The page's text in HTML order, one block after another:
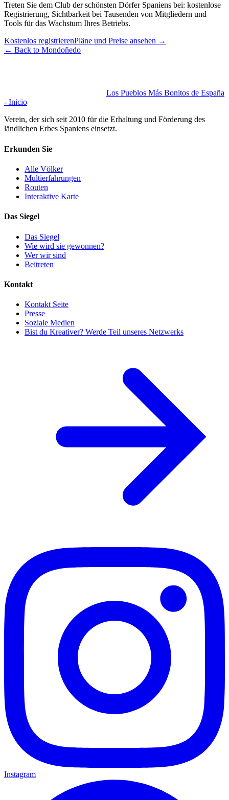
Treten Sie dem Club der schönsten Dörfer Spaniens bei: kostenlose
Registrierung, Sichtbarkeit bei Tausenden von Mitgliedern und
Tools für das Wachstum Ihres Betriebs.
Kostenlos registrierenPläne und Preise ansehen →
← Back to Mondoñedo
Los Pueblos Más Bonitos de España
- Inicio
Verein, der sich seit 2010 für die Erhaltung und Förderung des
ländlichen Erbes Spaniens einsetzt.
Erkunden Sie
Alle Völker
Multierfahrungen
Routen
Interaktive Karte
Das Siegel
Das Siegel
Wie wird sie gewonnen?
Wer wir sind
Beitreten
Kontakt
Kontakt Seite
Presse
Soziale Medien
Bist du Kreativer? Werde Teil unseres Netzwerks
Instagram